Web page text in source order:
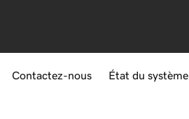
Contactez-nous État du système